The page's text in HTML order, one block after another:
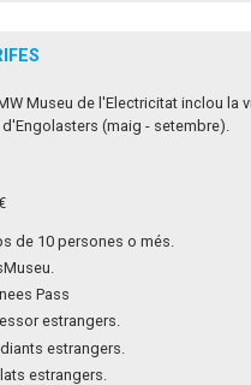
Museu de l'Electricitat inclou la
(maig - setembre).
de 10 persones o més.
Pass
estrangers.
estrangers.
estrangers.